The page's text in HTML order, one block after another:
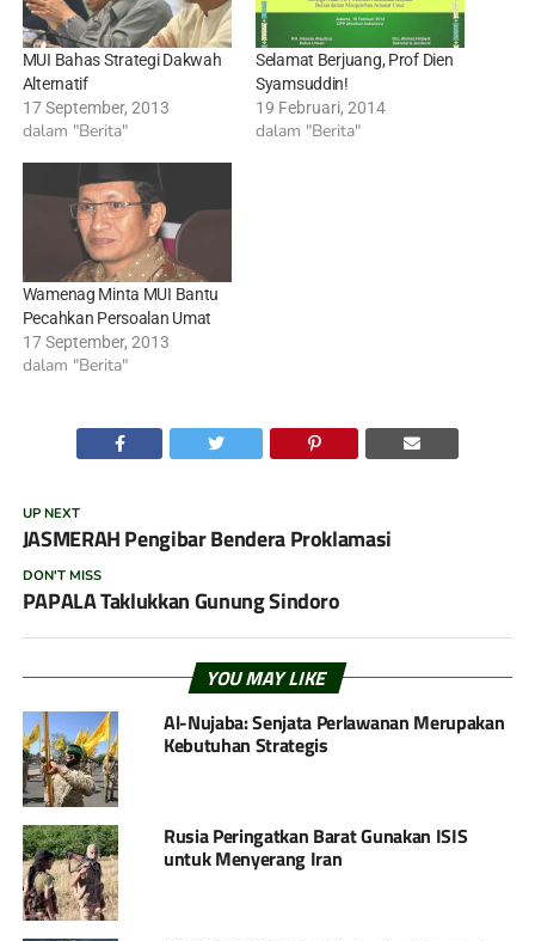
MUI Bahas Strategi Dakwah
Alternatif
17 September, 2013
dalam "Berita"
Selamat Berjuang, Prof Dien
Syamsuddin!
19 Februari, 2014
dalam "Berita"
Wamenag Minta MUI Bantu
Pecahkan Persoalan Umat
17 September, 2013
dalam "Berita"
UP NEXT
JASMERAH Pengibar Bendera Proklamasi
DON'T MISS
PAPALA Taklukkan Gunung Sindoro
YOU MAY LIKE
Al-Nujaba: Senjata Perlawanan Merupakan
Kebutuhan Strategis
Rusia Peringatkan Barat Gunakan ISIS
untuk Menyerang Iran